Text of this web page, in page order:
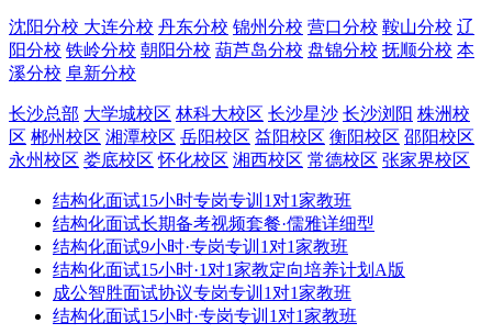
沈阳分校 大连分校 丹东分校 锦州分校 营口分校 鞍山分校 辽
阳分校 铁岭分校 朝阳分校 葫芦岛分校 盘锦分校 抚顺分校 本
溪分校 阜新分校
长沙总部 大学城校区 林科大校区 长沙星沙 长沙浏阳 株洲校
区 郴州校区 湘潭校区 岳阳校区 益阳校区 衡阳校区 邵阳校区
永州校区 娄底校区 怀化校区 湘西校区 常德校区 张家界校区
结构化面试15小时专岗专训1对1家教班
结构化面试长期备考视频套餐·儒雅详细型
结构化面试9小时·专岗专训1对1家教班
结构化面试15小时·1对1家教定向培养计划A版
成公智胜面试协议专岗专训1对1家教班
结构化面试15小时·专岗专训1对1家教班